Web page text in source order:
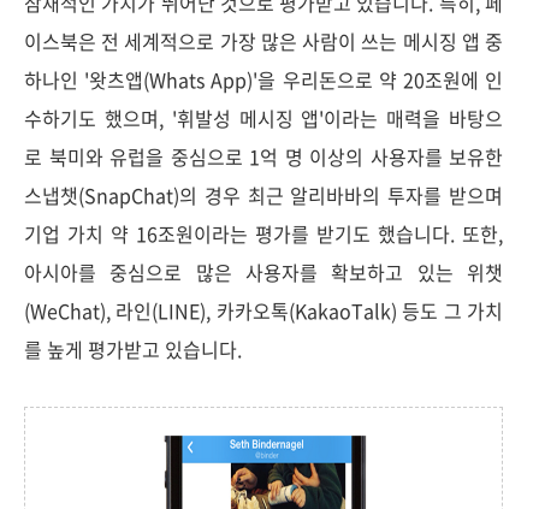
이스북은 전 세계적으로 가장 많은 사람이 쓰는 메시징 앱 중
하나인 '왓츠앱(Whats App)'을 우리돈으로 약 20조원에 인
수하기도 했으며, '휘발성 메시징 앱'이라는 매력을 바탕으
로 북미와 유럽을 중심으로 1억 명 이상의 사용자를 보유한
스냅챗(SnapChat)의 경우 최근 알리바바의 투자를 받으며
기업 가치 약 16조원이라는 평가를 받기도 했습니다. 또한,
아시아를 중심으로 많은 사용자를 확보하고 있는 위챗
(WeChat), 라인(LINE), 카카오톡(KakaoTalk) 등도 그 가치
를 높게 평가받고 있습니다.